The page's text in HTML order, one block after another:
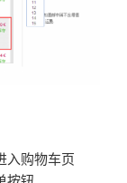
入购物车页